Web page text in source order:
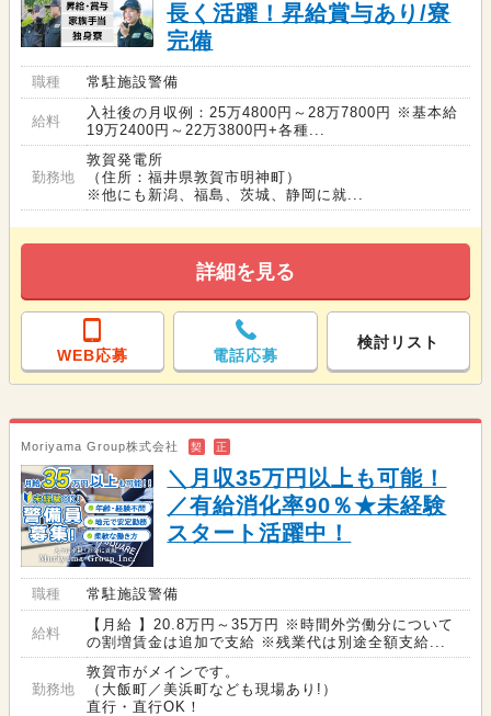
長く活躍！昇給賞与あり/寮
完備
職種 常駐施設警備
給料
入社後の月収例：25万4800円～28万7800円 ※基本給
19万2400円～22万3800円+各種...
勤務地
敦賀発電所
（住所：福井県敦賀市明神町）
※他にも新潟、福島、茨城、静岡に就...
詳細を見る
WEB応募 電話応募
検討リスト
Moriyama Group株式会社 契 正
＼月収35万円以上も可能！
／有給消化率90％★未経験
スタート活躍中！
職種 常駐施設警備
給料
【月給 】20.8万円～35万円 ※時間外労働分について
の割増賃金は追加で支給 ※残業代は別途全額支給...
勤務地
敦賀市がメインです。
（大飯町／美浜町なども現場あり!）
直行・直行OK！